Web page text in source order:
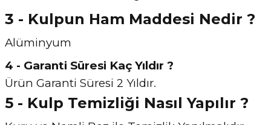
3 - Kulpun Ham Maddesi Nedir ?
Alüminyum
4 - Garanti Süresi Kaç Yıldır ?
Ürün Garanti Süresi 2 Yıldır.
5 - Kulp Temizliği Nasıl Yapılır ?